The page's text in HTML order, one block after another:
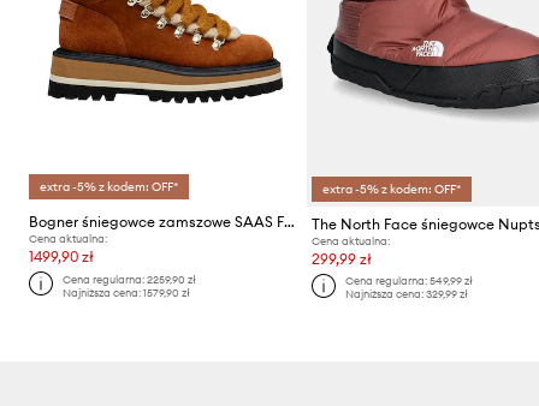
extra -5% z kodem: OFF*
Bogner śniegowce zamszowe SAAS FEE 1 B
Cena aktualna:
1499,90 zł
Cena regularna:2259,90 zł
Najniższa cena:1579,90 zł
extra -5% z kodem: OFF*
Cena aktualna:
299,99 zł
Cena regularna: 549,99 zł
Najniższa cena: 329,99 zł